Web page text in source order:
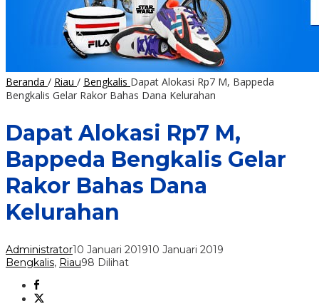
Beranda / Riau / Bengkalis Dapat Alokasi Rp7 M, Bappeda
Bengkalis Gelar Rakor Bahas Dana Kelurahan
Dapat Alokasi Rp7 M,
Bappeda Bengkalis Gelar
Rakor Bahas Dana
Kelurahan
Administrator10 Januari 201910 Januari 2019
Bengkalis, Riau98 Dilihat